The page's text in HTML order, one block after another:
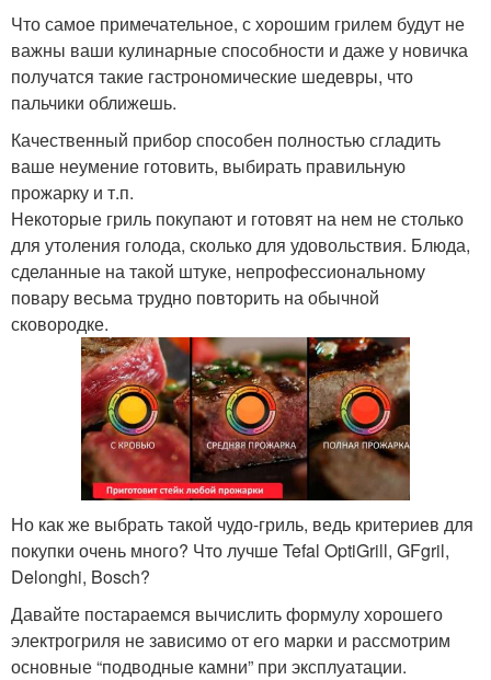
Что самое примечательное, с хорошим грилем будут не
важны ваши кулинарные способности и даже у новичка
получатся такие гастрономические шедевры, что
пальчики оближешь.
Качественный прибор способен полностью сгладить
ваше неумение готовить, выбирать правильную
прожарку и т.п.
Некоторые гриль покупают и готовят на нем не столько
для утоления голода, сколько для удовольствия. Блюда,
сделанные на такой штуке, непрофессиональному
повару весьма трудно повторить на обычной
сковородке.
Но как же выбрать такой чудо-гриль, ведь критериев для
покупки очень много? Что лучше Tefal OptiGrill, GFgril,
Delonghi, Bosch?
Давайте постараемся вычислить формулу хорошего
электрогриля не зависимо от его марки и рассмотрим
основные “подводные камни” при эксплуатации.